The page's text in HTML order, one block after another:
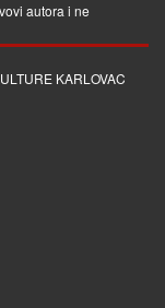
autora i ne
KARLOVAC